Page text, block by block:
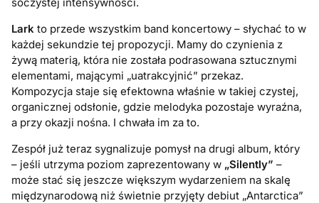
Larkto przede wszystkim band koncertowy – słychać to w
każdej sekundzie tej propozycji. Mamy do czynienia z
żywą materią, która nie została podrasowana sztucznymi
elementami, mającymi „uatrakcyjnić” przekaz.
Kompozycja staje się efektowna właśnie w takiej czystej,
organicznej odsłonie, gdzie melodyka pozostaje wyraźna,
a przy okazji nośna. I chwała im za to.
Zespół już teraz sygnalizuje pomysł na drugi album, który
– jeśli utrzyma poziom zaprezentowany w „Silently” –
może stać się jeszcze większym wydarzeniem na skalę
międzynarodową niż świetnie przyjęty debiut „Antarctica”